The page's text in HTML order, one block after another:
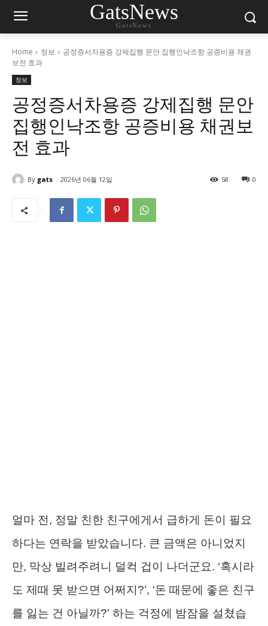
GatsNews
GatsNews
Home 정보
공정증서차용증 강제집행 문안 집행인낙조항 공증비용 채권
보전 효과
정보
공정증서차용증 강제집행 문안
집행인낙조항 공증비용 채권보
전 효과
By gats 2026년 06월 12일 0
58
얼마 전, 정말 친한 친구에게서 급하게 돈이 필요
하다는 연락을 받았습니다. 큰 금액은 아니었지
만, 막상 빌려주려니 덜컥 겁이 나더군요. ‘혹시라
도 제때 못 받으면 어쩌지?’, ‘돈 때문에 좋은 친구
를 잃는 건 아닐까?’ 하는 걱정에 밤잠을 설쳤습